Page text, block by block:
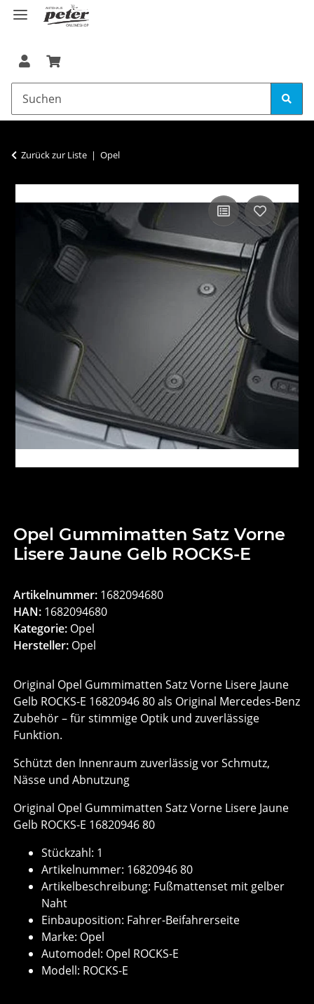
Zurück zur Liste Opel
Opel Gummimatten Satz Vorne
Lisere Jaune Gelb ROCKS-E
Artikelnummer: 1682094680
HAN: 1682094680
Kategorie: Opel
Hersteller: Opel
Original Opel Gummimatten Satz Vorne Lisere Jaune
Gelb ROCKS-E 16820946 80 als Original Mercedes-Benz
Zubehör – für stimmige Optik und zuverlässige
Funktion.
Schützt den Innenraum zuverlässig vor Schmutz,
Nässe und Abnutzung
Original Opel Gummimatten Satz Vorne Lisere Jaune
Gelb ROCKS-E 16820946 80
Stückzahl: 1
Artikelnummer: 16820946 80
Artikelbeschreibung: Fußmattenset mit gelber
Naht
Einbauposition: Fahrer-Beifahrerseite
Marke: Opel
Automodel: Opel ROCKS-E
Modell: ROCKS-E